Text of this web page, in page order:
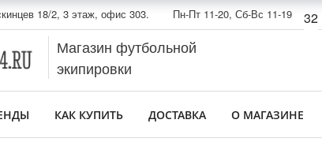
18/2, 3 этаж, офис 303. Пн-Пт 11-20, Сб-Вс 11-19 32
Магазин футбольной
экипировки
КАК КУПИТЬ ДОСТАВКА О МАГАЗИНЕ